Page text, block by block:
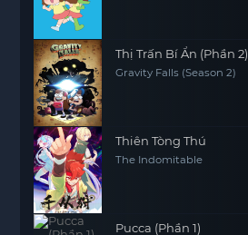
Thị Trấn Bí Ẩn (Phần 2)
Gravity Falls (Season 2)
Thiên Tòng Thú
The Indomitable
Pucca (Phần 1)